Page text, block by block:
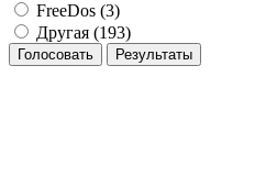
FreeDos (3)
Другая (193)